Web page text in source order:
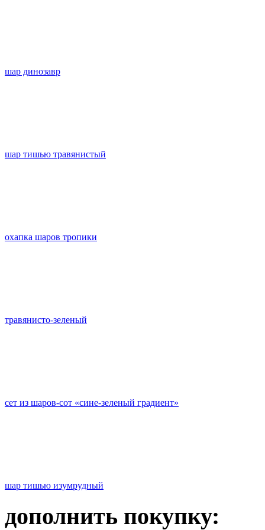
шар динозавр
шар тишью травянистый
охапка шаров тропики
травянисто-зеленый
сет из шаров-сот «сине-зеленый градиент»
шар тишью изумрудный
дополнить покупку: